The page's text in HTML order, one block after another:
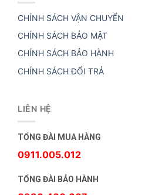
CHÍNH SÁCH VẬN CHUYỂN
CHÍNH SÁCH BẢO MẬT
CHÍNH SÁCH BẢO HÀNH
CHÍNH SÁCH ĐỔI TRẢ
LIÊN HỆ
TỔNG ĐÀI MUA HÀNG
0911.005.012
TỔNG ĐÀI BẢO HÀNH